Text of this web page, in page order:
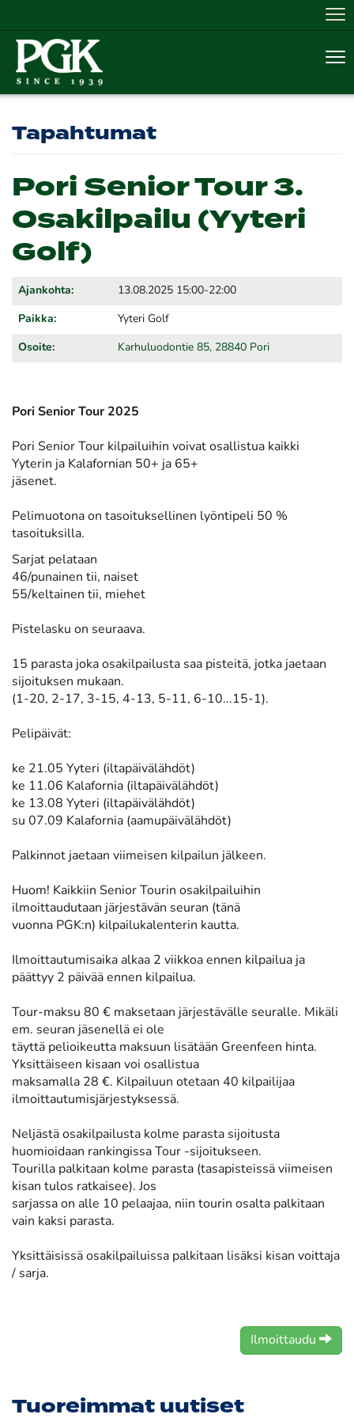
Tapahtumat
Pori Senior Tour 3.
Osakilpailu (Yyteri
Golf)
Ajankohta: 13.08.2025 15:00-22:00
Paikka: Yyteri Golf
Osoite: Karhuluodontie 85, 28840 Pori
Pori Senior Tour 2025
Pori Senior Tour kilpailuihin voivat osallistua kaikki
Yyterin ja Kalafornian 50+ ja 65+
jäsenet.
Pelimuotona on tasoituksellinen lyöntipeli 50 %
tasoituksilla.
Sarjat pelataan
46/punainen tii, naiset
55/keltainen tii, miehet
Pistelasku on seuraava.
15 parasta joka osakilpailusta saa pisteitä, jotka jaetaan
sijoituksen mukaan.
(1-20, 2-17, 3-15, 4-13, 5-11, 6-10...15-1).
Pelipäivät:
ke 21.05 Yyteri (iltapäivälähdöt)
ke 11.06 Kalafornia (iltapäivälähdöt)
ke 13.08 Yyteri (iltapäivälähdöt)
su 07.09 Kalafornia (aamupäivälähdöt)
Palkinnot jaetaan viimeisen kilpailun jälkeen.
Huom! Kaikkiin Senior Tourin osakilpailuihin
ilmoittaudutaan järjestävän seuran (tänä
vuonna PGK:n) kilpailukalenterin kautta.
Ilmoittautumisaika alkaa 2 viikkoa ennen kilpailua ja
päättyy 2 päivää ennen kilpailua.
Tour-maksu 80 € maksetaan järjestävälle seuralle. Mikäli
em. seuran jäsenellä ei ole
täyttä pelioikeutta maksuun lisätään Greenfeen hinta.
Yksittäiseen kisaan voi osallistua
maksamalla 28 €. Kilpailuun otetaan 40 kilpailijaa
ilmoittautumisjärjestyksessä.
Neljästä osakilpailusta kolme parasta sijoitusta
huomioidaan rankingissa Tour -sijoitukseen.
Tourilla palkitaan kolme parasta (tasapisteissä viimeisen
kisan tulos ratkaisee). Jos
sarjassa on alle 10 pelaajaa, niin tourin osalta palkitaan
vain kaksi parasta.
Yksittäisissä osakilpailuissa palkitaan lisäksi kisan voittaja
/ sarja.
Ilmoittaudu
Tuoreimmat uutiset